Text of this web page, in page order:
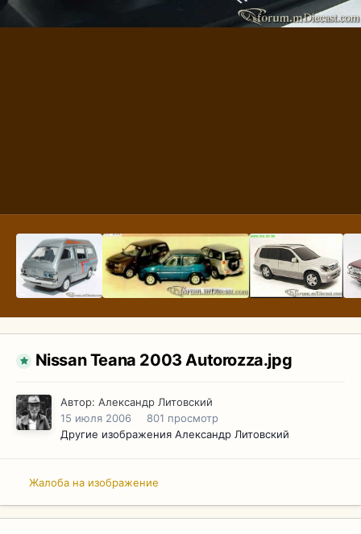
Nissan Teana 2003 Autorozza.jpg
Автор: Александр Литовский
15 июля 2006
801 просмотр
Другие изображения Александр Литовский
Жалоба на изображение